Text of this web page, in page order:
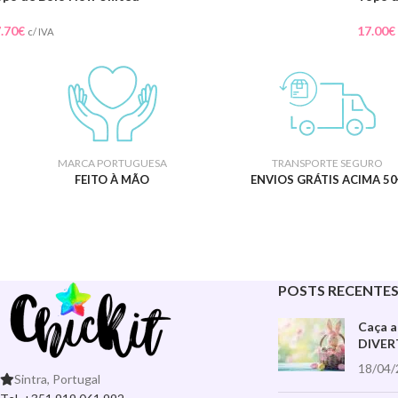
€ c/ IVA 17.00€
MARCA PORTUGUESA
FEITO À MÃO
TRANSPORTE SEGURO
ENVIOS GRÁTIS ACIMA
Sintra, Portugal
POSTS RECENTES
Caça
18/04/